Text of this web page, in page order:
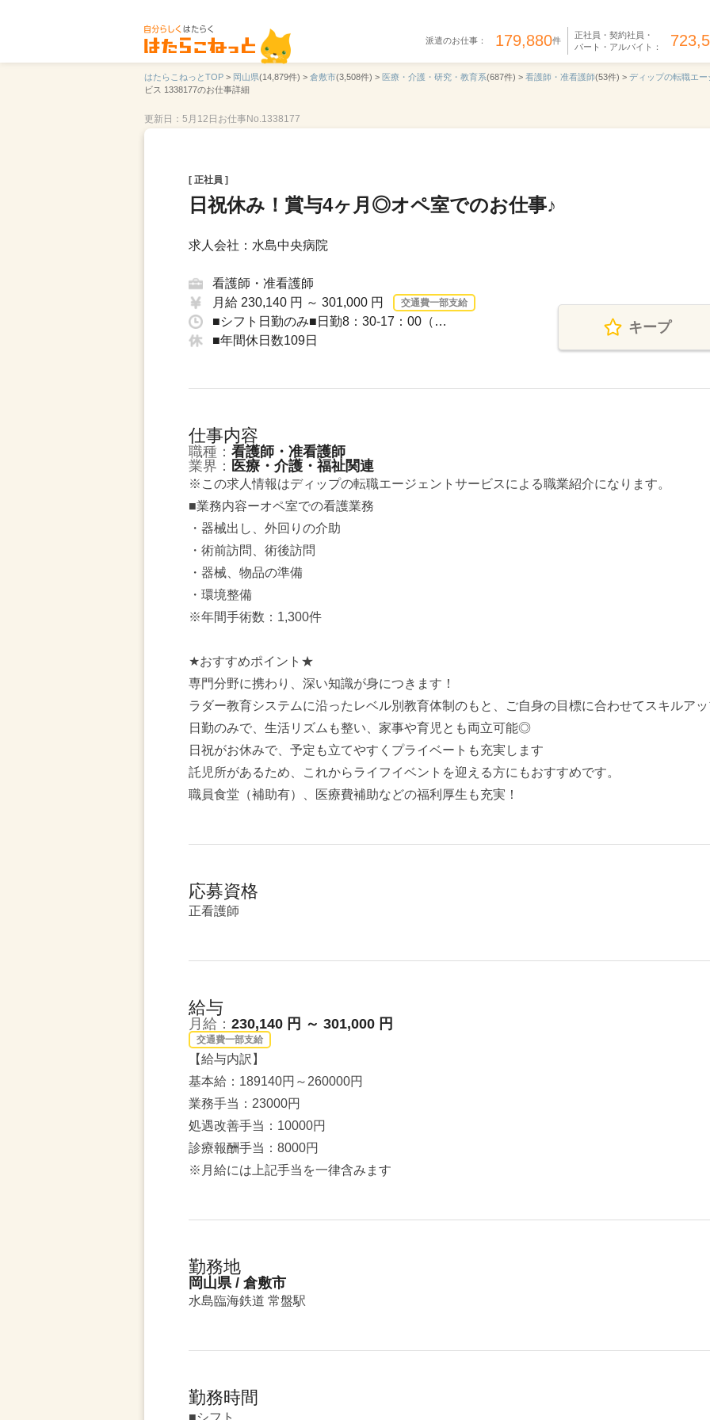
派遣のお仕事： 179,880件
正社員・契約社員・
パート・アルバイト：
はたらこねっとTOP > 岡山県(14,879件) > 倉敷市(3,508件) > 医療・介護・研究・教育系(687件) > 看護師・准看護師(53件) > ディップの転職エー
ビス 1338177のお仕事詳細
更新日：5月12日 お仕事No.1338177
[ 正社員 ]
日祝休み！賞与4ヶ月◎オペ室でのお仕事♪
求人会社：水島中央病院
看護師・准看護師
月給 230,140 円 ～ 301,000 円
交通費一部支給
■シフト日勤のみ■日勤8：30-17：00（…
■年間休日数109日
キープ
仕事内容
職種： 看護師・准看護師
業界： 医療・介護・福祉関連
※この求人情報はディップの転職エージェントサービスによる職業紹介になります。
■業務内容ーオペ室での看護業務
・器械出し、外回りの介助
・術前訪問、術後訪問
・器械、物品の準備
・環境整備
※年間手術数：1,300件
★おすすめポイント★
専門分野に携わり、深い知識が身につきます！
ラダー教育システムに沿ったレベル別教育体制のもと、ご自身の目標に合わせてスキルアッ
日勤のみで、生活リズムも整い、家事や育児とも両立可能◎
日祝がお休みで、予定も立てやすくプライベートも充実します
託児所があるため、これからライフイベントを迎える方にもおすすめです。
職員食堂（補助有）、医療費補助などの福利厚生も充実！
応募資格
正看護師
給与
月給： 230,140 円 ～ 301,000 円
交通費一部支給
【給与内訳】
基本給：189140円～260000円
業務手当：23000円
処遇改善手当：10000円
診療報酬手当：8000円
※月給には上記手当を一律含みます
勤務地
岡山県 / 倉敷市
水島臨海鉄道 常盤駅
勤務時間
■シフト